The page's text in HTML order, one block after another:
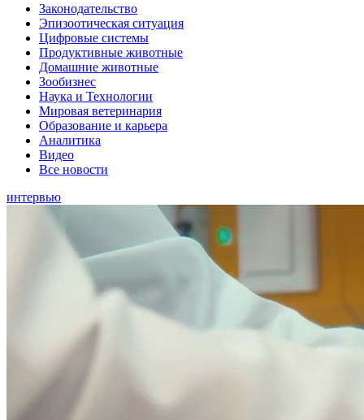
Законодательство
Эпизоотическая ситуация
Цифровые системы
Продуктивные животные
Домашние животные
Зообизнес
Наука и Технологии
Мировая ветеринария
Образование и карьера
Аналитика
Видео
Все новости
интервью